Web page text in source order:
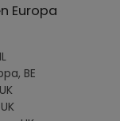
Europa
BE